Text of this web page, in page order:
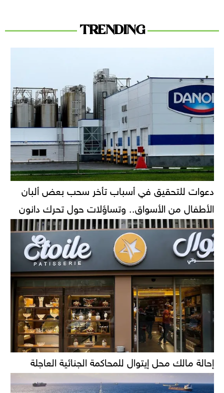
TRENDING
دعوات للتحقيق في أسباب تأخر سحب بعض ألبان
الأطفال من الأسواق.. وتساؤلات حول تحرك دانون
إحالة مالك محل إيتوال للمحاكمة الجنائية العاجلة